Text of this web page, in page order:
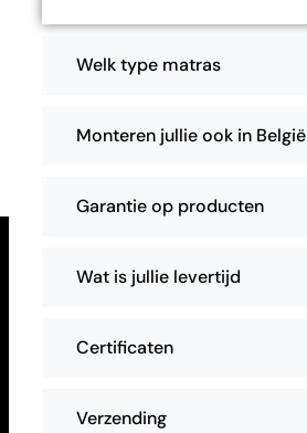
Welk type matras
Monteren jullie ook in België
Garantie op producten
Wat is jullie levertijd
Certificaten
Verzending